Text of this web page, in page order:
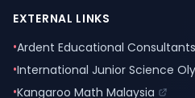
EXTERNAL LINKS
•Ardent Educational Consultants
•International Junior Science
•Kangaroo Math Malaysia